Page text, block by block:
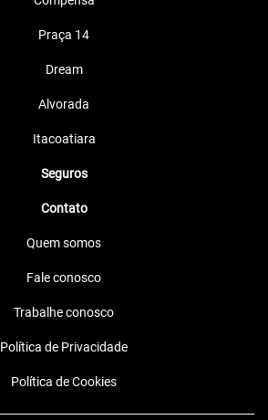
Praça 14
Dream
Alvorada
Itacoatiara
Seguros
Contato
Quem somos
Fale conosco
Trabalhe conosco
Política de Privacidade
Política de Cookies